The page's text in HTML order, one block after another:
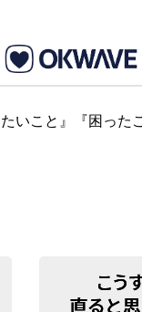
いこと』『困った